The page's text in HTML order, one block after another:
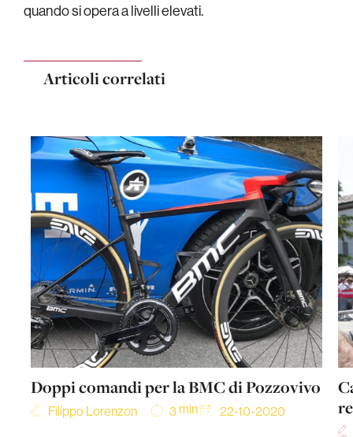
quando si opera a livelli elevati.
Articoli correlati
Doppi comandi per la BMC di Pozzovivo
Filippo Lorenzon 3 min 22-10-2020